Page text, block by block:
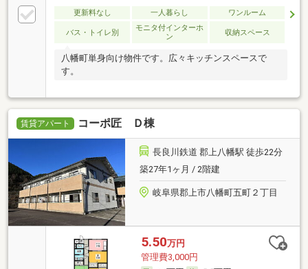
更新料なし 一人暮らし ワンルーム
バス・トイレ別
モニタ付インターホ
ン
収納スペース
八幡町単身向け物件です。広々キッチンスペースで
す。
賃貸アパート コーポ匠 Ｄ棟
長良川鉄道 郡上八幡駅 徒歩22分
築27年1ヶ月 / 2階建
岐阜県郡上市八幡町五町２丁目
5.50万円
管理費3,000円